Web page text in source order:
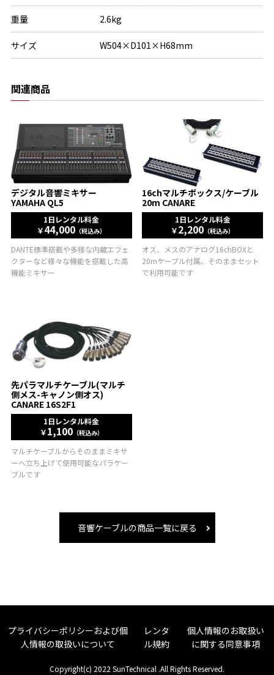
重量 2.6kg
サイズ W504×D101×H68mm
関連商品
デジタル音響ミキサー
YAMAHA QL5
1日レンタル料金
￥44,000 （税込み）
DANTE標準搭載や多様な内蔵エフェ
クターなど様々な機能を搭載した高
機能ミキサー
16chマルチボックス/ケーブル
20m CANARE
1日レンタル料金
￥2,200 （税込み）
オス、メスのアナログ16chBOXと
20mケーブル付属。そのままセット
で利用可能です
先パラマルチケーブル(マルチ
側メス-キャノン側オス)
CANARE 16S2F1
1日レンタル料金
￥1,100（税込み）
マルチケーブルからそのままミキサ
ーへ立ち上げて使用可能なパラケー
ブルです
音響ケーブルの商品一覧に戻る
プライバシーポリシーおよび個
人情報の取扱いについて
レンタ
ル規約
個人情報のお取扱い
に関する同意事項
Copyright(c) 2022 SunTechnical .All Rights Reserved.